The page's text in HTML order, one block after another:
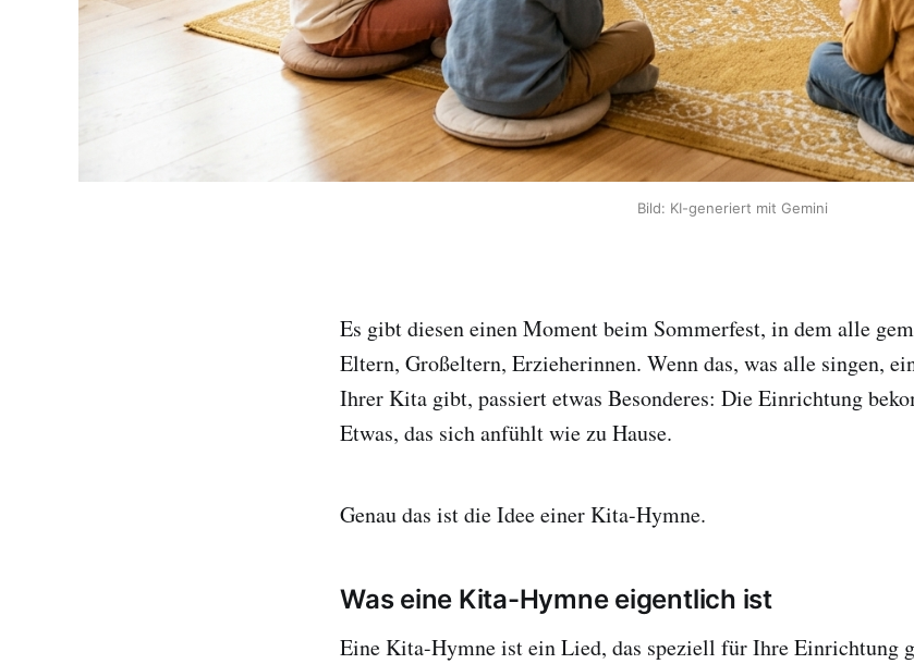
Bild: KI-generiert mit Gemini
Es gibt diesen einen Moment beim Sommerfest, in dem alle
Eltern, Großeltern, Erzieherinnen. Wenn das, was alle singen,
Ihrer Kita gibt, passiert etwas Besonderes: Die Einrichtung
Etwas, das sich anfühlt wie zu Hause.
Genau das ist die Idee einer Kita-Hymne.
Was eine Kita-Hymne eigentlich ist
Eine Kita-Hymne ist ein Lied, das speziell für Ihre Einrichtung